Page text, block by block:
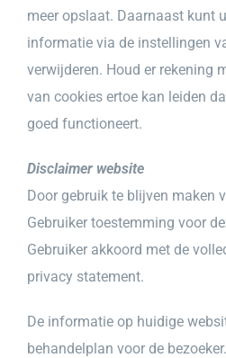
meer opslaat. Daarnaast kunt
informatie via de instellingen
verwijderen. Houd er rekening
van cookies ertoe kan leiden
goed functioneert.
Disclaimer website
Door gebruik te blijven maken
Gebruiker toestemming voor
Gebruiker akkoord met de
privacy statement.
De informatie op huidige
behandelplan voor de